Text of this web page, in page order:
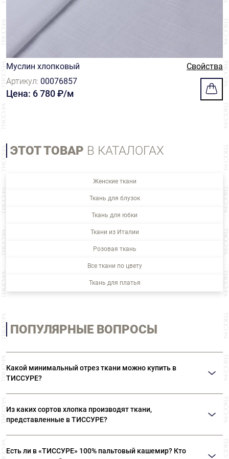
Муслин хлопковый
Свойства
Артикул: 00076857
Цена: 6 780 ₽/м
ЭТОТ ТОВАР В КАТАЛОГАХ
Женские ткани
Ткань для блузок
Ткань для юбки
Ткани из Италии
Розовая ткань
Все ткани по цвету
Ткань для платья
ПОПУЛЯРНЫЕ ВОПРОСЫ
Какой минимальный отрез ткани можно купить в
ТИССУРЕ?
Из каких сортов хлопка производят ткани,
представленные в ТИССУРЕ?
лучших сортов длинноволокнистого хлопка: Sea Island,
Есть ли в «ТИССУРЕ» 100% пальтовый кашемир? Кто